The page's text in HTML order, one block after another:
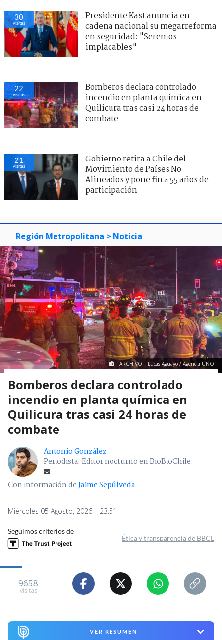
30
visitas
Presidente Kast anuncia en
cadena nacional su megarreforma
en seguridad: "Seremos
implacables"
22
visitas
Bomberos declara controlado
incendio en planta química en
Quilicura tras casi 24 horas de
combate
21
visitas
Gobierno retira a Chile del
Movimiento de Países No
Alineados y pone fin a 55 años de
participación
Región Metropolitana > Noticia
ARCHIVO | Lucas Aguayo / Agencia UNO
Bomberos declara controlado
incendio en planta química en
Quilicura tras casi 24 horas de
combate
Antonio González
Periodista. Editor nocturno en BioBioChile.
Con información deJaime Sepúlveda
Miércoles 05 Agosto, 2026 | 23:51
Seguimos criterios de
Ética y transparencia de BBCL
9658
visitas
VER RESUMEN